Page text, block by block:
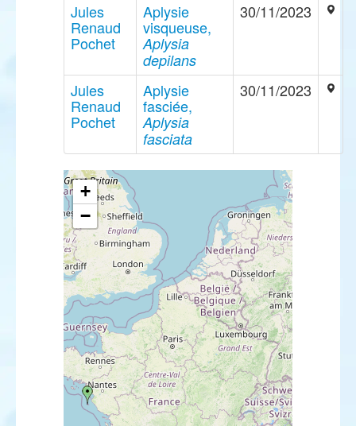
Jules
Renaud
Pochet
Aplysie
visqueuse,
Aplysia
depilans
30/11/2023
Jules
Renaud
Pochet
Aplysie
fasciée,
Aplysia
fasciata
30/11/2023
+
−